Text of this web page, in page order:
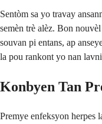
Sentòm sa yo travay
semèn trè alèz. Bon
souvan pi entans, ap
la pou rankont yo nan
Konbyen Tan
Premye enfeksyon herpes